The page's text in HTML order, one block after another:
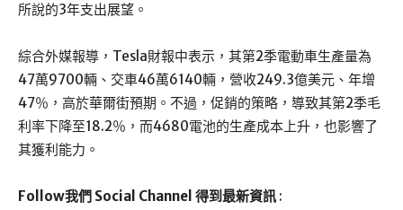
所說的3年支出展望。
綜合外媒報導，Tesla財報中表示，其第2季電動車生產量為
47萬9700輛、交車46萬6140輛，營收249.3億美元、年增
47％，高於華爾街預期。不過，促銷的策略，導致其第2季毛
利率下降至18.2％，而4680電池的生產成本上升，也影響了
其獲利能力。
Follow我們 Social Channel 得到最新資訊 :